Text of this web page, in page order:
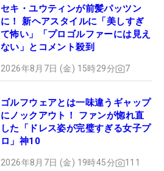
セキ・ユウティンが前髪パッツン
に！ 新ヘアスタイルに「美しすぎ
て怖い」「プロゴルファーには見え
ない」とコメント殺到
2026年8月7日 (金) 15時29分 7
ゴルフウェアとは一味違うギャップ
にノックアウト！ ファンが惚れ直
した「ドレス姿が完璧すぎる女子プ
ロ」神10
2026年8月7日 (金) 19時45分 111